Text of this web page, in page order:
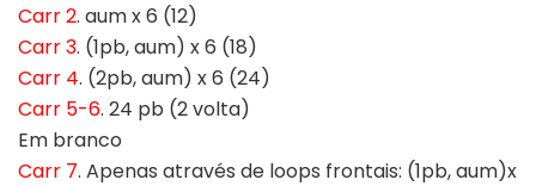
Carr 2. aum x 6 (12)
Carr 3. (1pb, aum) x 6 (18)
Carr 4. (2pb, aum) x 6 (24)
Carr 5-6. 24 pb (2 volta)
Em branco
Carr 7. Apenas através de loops frontais: (1pb, aum)x